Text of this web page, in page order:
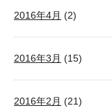
2016年4月 (2)
2016年3月 (15)
2016年2月 (21)